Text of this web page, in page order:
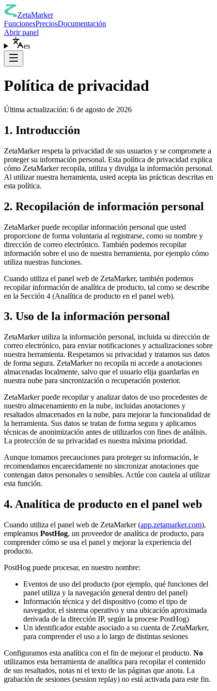
ZetaMarker
FuncionesPreciosDocumentación
Abrir panel
es
Política de privacidad
Última actualización: 6 de agosto de 2026
1. Introducción
ZetaMarker respeta la privacidad de sus usuarios y se compromete a
proteger su información personal. Esta política de privacidad explica
cómo ZetaMarker recopila, utiliza y divulga la información personal.
Al utilizar nuestra herramienta, usted acepta las prácticas descritas en
esta política.
2. Recopilación de información personal
ZetaMarker puede recopilar información personal que usted
proporcione de forma voluntaria al registrarse, como su nombre y
dirección de correo electrónico. También podemos recopilar
información sobre el uso de nuestra herramienta, por ejemplo cómo
utiliza nuestras funciones.
Cuando utiliza el panel web de ZetaMarker, también podemos
recopilar información de analítica de producto, tal como se describe
en la Sección 4 (Analítica de producto en el panel web).
3. Uso de la información personal
ZetaMarker utiliza la información personal, incluida su dirección de
correo electrónico, para enviar notificaciones y actualizaciones sobre
nuestra herramienta. Respetamos su privacidad y tratamos sus datos
de forma segura. ZetaMarker no recopila ni accede a anotaciones
almacenadas localmente, salvo que el usuario elija guardarlas en
nuestra nube para sincronización o recuperación posterior.
ZetaMarker puede recopilar y analizar datos de uso procedentes de
nuestro almacenamiento en la nube, incluidas anotaciones y
resaltados almacenados en la nube, para mejorar la funcionalidad de
la herramienta. Sus datos se tratan de forma segura y aplicamos
técnicas de anonimización antes de utilizarlos con fines de análisis.
La protección de su privacidad es nuestra máxima prioridad.
Aunque tomamos precauciones para proteger su información, le
recomendamos encarecidamente no sincronizar anotaciones que
contengan datos personales o sensibles. Actúe con cautela al utilizar
esta función.
4. Analítica de producto en el panel web
Cuando utiliza el panel web de ZetaMarker (app.zetamarker.com),
empleamos PostHog, un proveedor de analítica de producto, para
comprender cómo se usa el panel y mejorar la experiencia del
producto.
PostHog puede procesar, en nuestro nombre:
Eventos de uso del producto (por ejemplo, qué funciones del
panel utiliza y la navegación general dentro del panel)
Información técnica y del dispositivo (como el tipo de
navegador, el sistema operativo y una ubicación aproximada
derivada de la dirección IP, según la procese PostHog)
Un identificador estable asociado a su cuenta de ZetaMarker,
para comprender el uso a lo largo de distintas sesiones
Configuramos esta analítica con el fin de mejorar el producto. No
utilizamos esta herramienta de analítica para recopilar el contenido
de sus resaltados, notas ni el texto de las páginas que anota. La
grabación de sesiones (session replay) no está activada para este fin.